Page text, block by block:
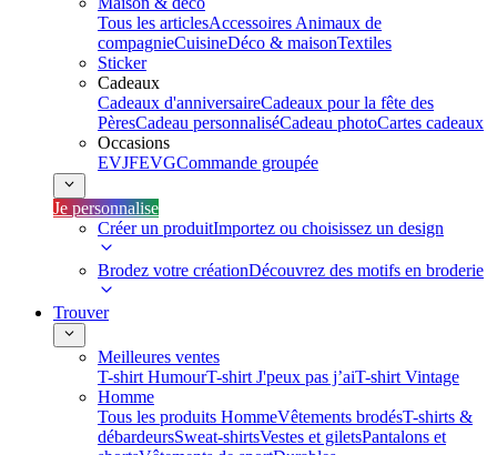
Tous les articlesAccessoires Animaux de
compagnieCuisineDéco & maisonTextiles
Sticker
Cadeaux
Cadeaux d'anniversaireCadeaux pour la fête des
PèresCadeau personnaliséCadeau photoCartes cadeaux
Occasions
EVJFEVGCommande groupée
Je personnalise
Créer un produitImportez ou choisissez un design
Brodez votre créationDécouvrez des motifs en broderie
Trouver
Meilleures ventes
T-shirt HumourT-shirt J'peux pas j’aiT-shirt Vintage
Homme
Tous les produits HommeVêtements brodésT-shirts &
débardeursSweat-shirtsVestes et giletsPantalons et